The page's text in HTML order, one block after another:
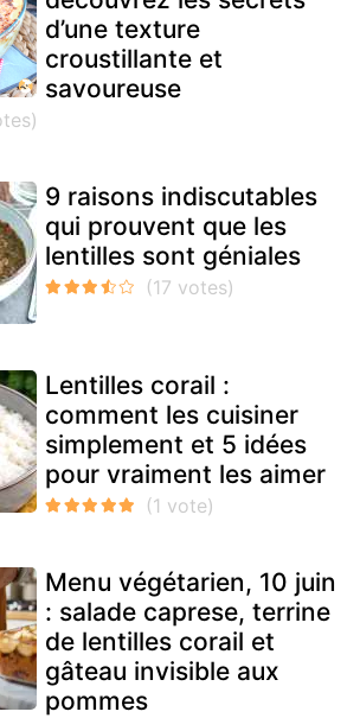
d’une texture
croustillante et
savoureuse
9 raisons indiscutables
qui prouvent que les
lentilles sont géniales
Lentilles corail :
comment les cuisiner
simplement et 5 idées
pour vraiment les aimer
Menu végétarien, 10 juin
: salade caprese, terrine
de lentilles corail et
gâteau invisible aux
pommes